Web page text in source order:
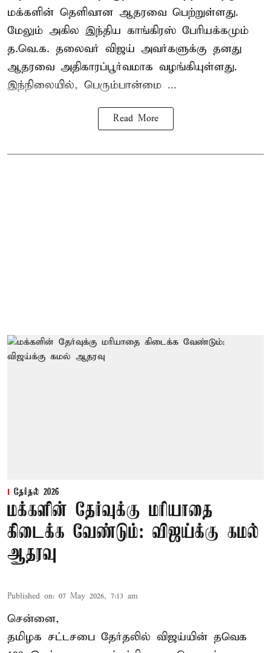
மக்களின் தெளிவான ஆதரவை பெற்றுள்ளது.
மேலும் அகில இந்திய காங்கிரஸ் பேரியக்கமும்
த.வெ.க. தலைவர் விஜய் அவர்களுக்கு தனது
ஆதரவை அதிகாரப்பூர்வமாக வழங்கியுள்ளது.
இந்நிலையில், பெரும்பான்மை ...
Read More
தேர்தல் 2026
மக்களின் தேர்வுக்கு மரியாதை
கிடைக்க வேண்டும்: விஜய்க்கு கமல்
ஆதரவு
Published on: 07 May 2026, 7:13 am
சென்னை,
தமிழக சட்டசபை தேர்தலில் விஜய்யின் தவெக